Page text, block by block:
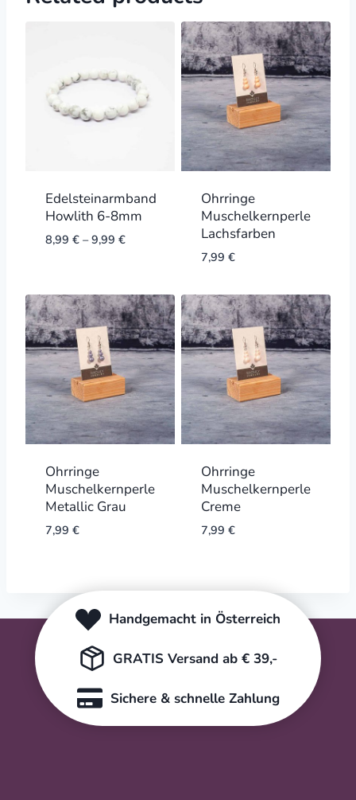
Edelsteinarmband
Howlith 6-8mm
8,99 €–9,99 €
Ohrringe
Muschelkernperle
Lachsfarben
7,99 €
Ohrringe
Muschelkernperle
Metallic Grau
7,99 €
Ohrringe
Muschelkernperle
Creme
7,99 €
Handgemacht in Österreich
GRATIS Versand ab € 39,-
Sichere & schnelle Zahlung